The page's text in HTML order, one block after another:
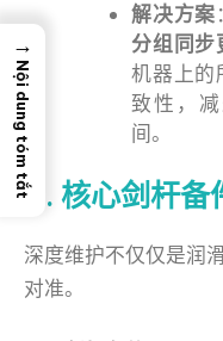
解决方案
分组同步
机器上的
致性，
间。
4. 核心剑杆备
深度维护不仅仅是润
对准。
→
Nội dung tóm tắt